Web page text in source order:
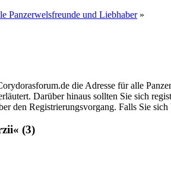
Panzerwelsfreunde und Liebhaber»
die Adresse für alle
Darüber hinaus sollten Sie sich
den Registrierungsvorgang. Falls Sie
(3)